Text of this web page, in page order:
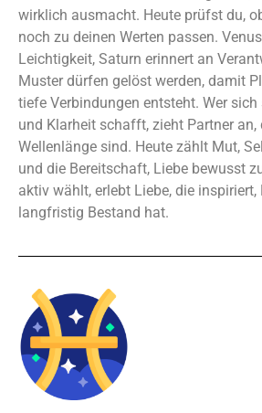
wirklich ausmacht. Heute prüfst du,
noch zu deinen Werten passen.
Leichtigkeit, Saturn erinnert an
Muster dürfen gelöst werden, damit
tiefe Verbindungen entsteht. Wer
und Klarheit schafft, zieht Partner an,
Wellenlänge sind. Heute zählt Mut,
und die Bereitschaft, Liebe bewusst
aktiv wählt, erlebt Liebe, die inspiriert,
langfristig Bestand hat.